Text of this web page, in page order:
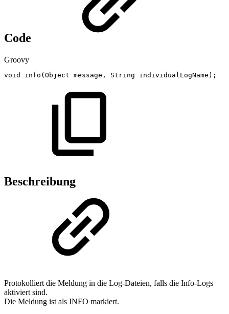
Code
Groovy
void info ( Object message , String individualLogName ) ;
Beschreibung
Protokolliert die Meldung in die Log-Dateien, falls die Info-Logs
aktiviert sind.
Die Meldung ist als INFO markiert.